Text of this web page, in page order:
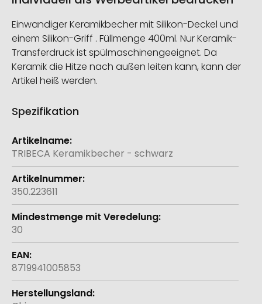
Einwandiger Keramikbecher mit Silikon-Deckel und
einem Silikon-Griff . Füllmenge 400ml. Nur Keramik-
Transferdruck ist spülmaschinengeeignet. Da
Keramik die Hitze nach außen leiten kann, kann der
Artikel heiß werden.
Spezifikation
Weitere
Informationen
TRIBECA Keramikbecher - schwarz
350.223611
30
8719941005853